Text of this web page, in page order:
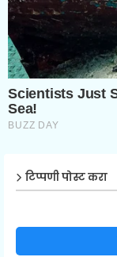
टिप्पणी पोस्ट करा